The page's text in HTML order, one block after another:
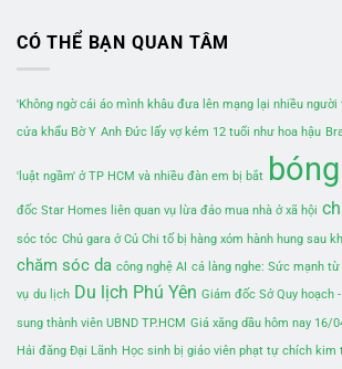
CÓ THỂ BẠN QUAN TÂM
'Không ngờ cái áo mình khâu đưa lên mạng lại nhiều
cửa khẩu Bờ Y Anh Đức lấy vợ kém 12 tuổi như hoa hậu
'luật ngầm' ở TP HCM và nhiều đàn em bị bắt
đốc Star Homes liên quan vụ lừa đảo mua nhà ở xã hội
sóc tóc Chủ gara ở Củ Chi tố bị hàng xóm hành hung sau
chăm sóc da công nghệ AI cả làng nghe: Sức mạnh
vụ du lịch Du lịch Phú Yên Giám đốc Sở Quy hoạch
sung thành viên UBND TP.HCM Giá xăng dầu hôm nay 16/
Hải đăng Đại Lãnh Học sinh bị giáo viên phạt tự chích kim